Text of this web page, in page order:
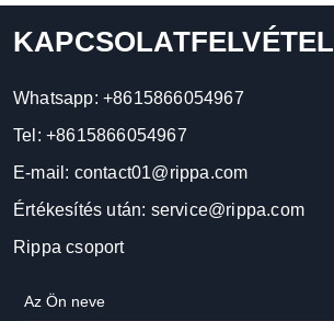
KAPCSOLATFELVÉTEL
Whatsapp: +8615866054967
Tel: +8615866054967
E-mail: contact01@rippa.com
Értékesítés után: service@rippa.com
Rippa csoport